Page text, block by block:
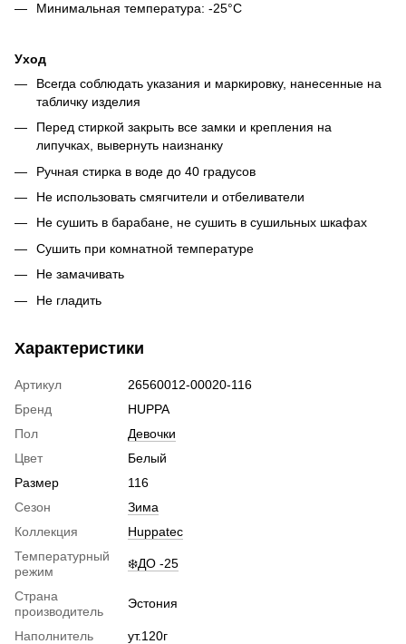
Минимальная температура: -25°C
Уход
Всегда соблюдать указания и маркировку, нанесенные на
табличку изделия
Перед стиркой закрыть все замки и крепления на
липучках, вывернуть наизнанку
Ручная стирка в воде до 40 градусов
Не использовать смягчители и отбеливатели
Не сушить в барабане, не сушить в сушильных шкафах
Сушить при комнатной температуре
Не замачивать
Не гладить
Характеристики
Артикул
26560012-00020-116
Бренд
HUPPA
Пол
Девочки
Цвет
Белый
Размер
116
Сезон
Зима
Коллекция
Huppatec
Температурный
режим
❄️ДО -25
Страна
производитель
Эстония
Наполнитель
ут.120г